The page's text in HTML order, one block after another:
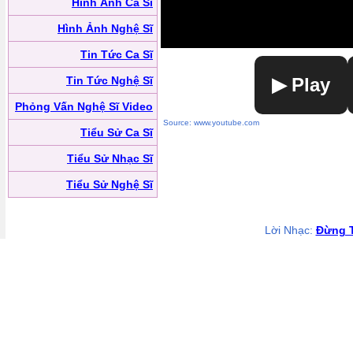
Hình Ảnh Nghệ Sĩ
Tin Tức Ca Sĩ
Tin Tức Nghệ Sĩ
Phỏng Vấn Nghệ Sĩ Video
Tiểu Sử Ca Sĩ
Tiểu Sử Nhạc Sĩ
Tiểu Sử Nghệ Sĩ
▶ Play
Source: www.youtube.com
Lời Nhạc: Đừng